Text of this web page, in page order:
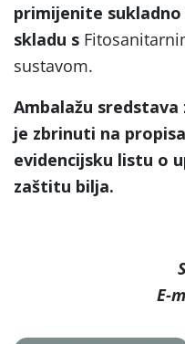
primijenite
skladu s
sustavom.
Ambalažu
je zbrinuti na
evidencijsku listu o
zaštitu bilja.
E-